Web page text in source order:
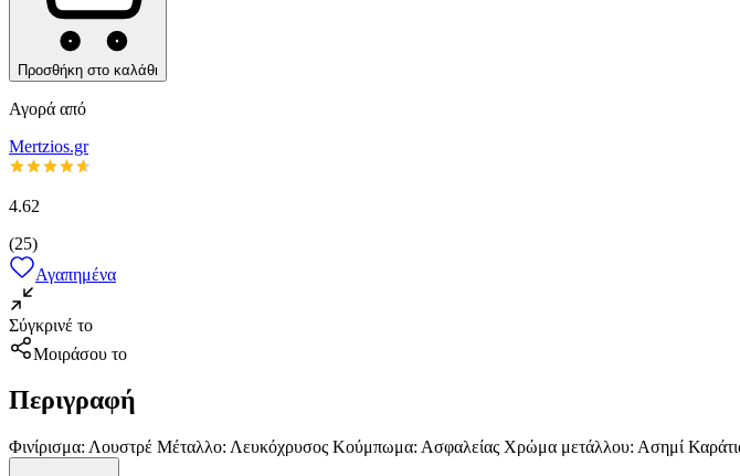
Προσθήκη στο καλάθι
Αγορά από
Mertzios.gr
4.62
(25)
Αγαπημένα
Σύγκρινέ το
Μοιράσου το
Περιγραφή
Φινίρισμα: Λουστρέ Μέταλλο: Λευκόχρυσος Κούμπωμα: Ασφαλείας Χρώμα μετάλλου: Ασημί